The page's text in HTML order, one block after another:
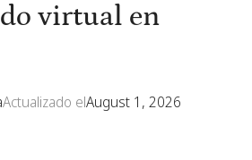
virtual en
Actualizado elAugust 1, 2026